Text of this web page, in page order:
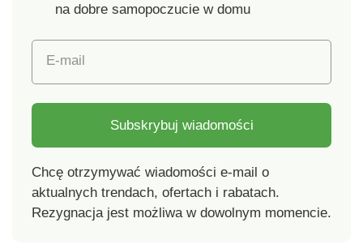
na dobre samopoczucie w domu
E-mail
Subskrybuj wiadomości
Chcę otrzymywać wiadomości e-mail o
aktualnych trendach, ofertach i rabatach.
Rezygnacja jest możliwa w dowolnym momencie.